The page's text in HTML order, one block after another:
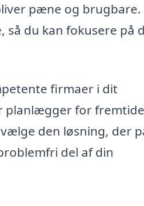
pæne og brugbare.
du kan fokusere på
firmaer i dit
planlægger for
den løsning, der
del af din